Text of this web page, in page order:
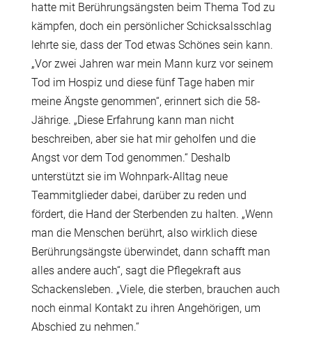
hatte mit Berührungsängsten beim Thema Tod zu
kämpfen, doch ein persönlicher Schicksalsschlag
lehrte sie, dass der Tod etwas Schönes sein kann.
„Vor zwei Jahren war mein Mann kurz vor seinem
Tod im Hospiz und diese fünf Tage haben mir
meine Ängste genommen“, erinnert sich die 58-
Jährige. „Diese Erfahrung kann man nicht
beschreiben, aber sie hat mir geholfen und die
Angst vor dem Tod genommen.“ Deshalb
unterstützt sie im Wohnpark-Alltag neue
Teammitglieder dabei, darüber zu reden und
fördert, die Hand der Sterbenden zu halten. „Wenn
man die Menschen berührt, also wirklich diese
Berührungsängste überwindet, dann schafft man
alles andere auch“, sagt die Pflegekraft aus
Schackensleben. „Viele, die sterben, brauchen auch
noch einmal Kontakt zu ihren Angehörigen, um
Abschied zu nehmen.“